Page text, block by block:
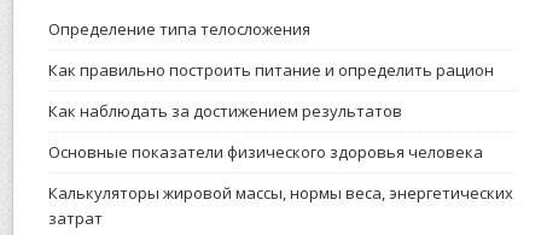
Определение типа телосложения
Как правильно построить питание и определить рацион
Как наблюдать за достижением результатов
Основные показатели физического здоровья человека
Калькуляторы жировой массы, нормы веса, энергетических
затрат